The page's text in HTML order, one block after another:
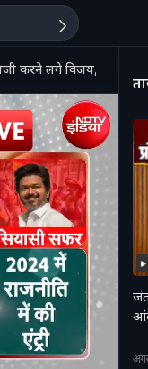
लगे विजय, राज्यपाल ने